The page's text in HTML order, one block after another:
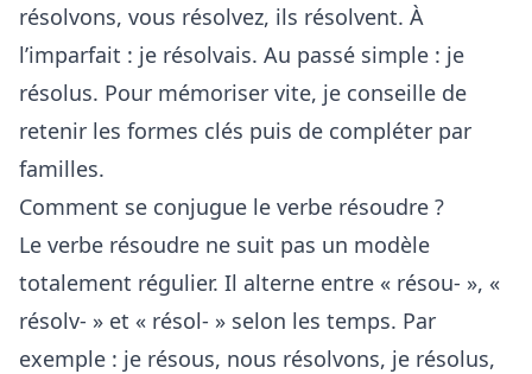
résolvons, vous résolvez, ils résolvent. À
l’imparfait : je résolvais. Au passé simple : je
résolus. Pour mémoriser vite, je conseille de
retenir les formes clés puis de compléter par
familles.
Comment se conjugue le verbe résoudre ?
Le verbe résoudre ne suit pas un modèle
totalement régulier. Il alterne entre « résou- », «
résolv- » et « résol- » selon les temps. Par
exemple : je résous, nous résolvons, je résolus,